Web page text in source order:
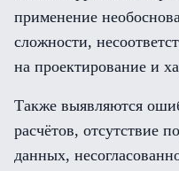
применение
сложности,
на проектирование и
Также выявляются
расчётов, отсутствие
данных,